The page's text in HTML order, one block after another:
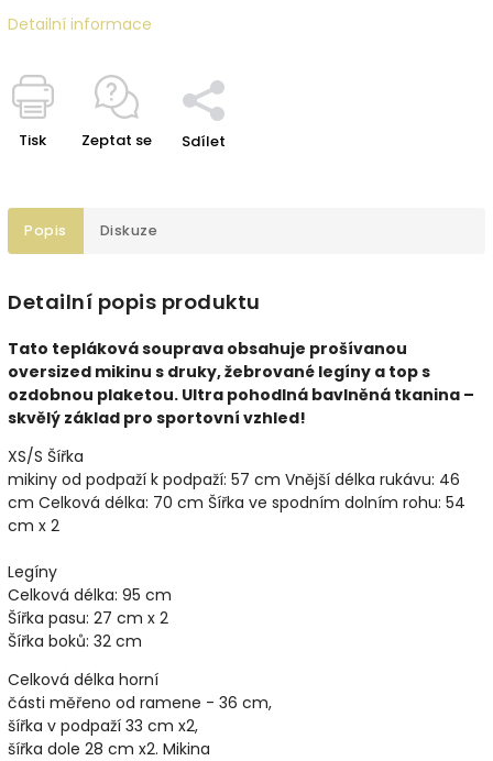
Detailní informace
Tisk Zeptat se Sdílet
Popis Diskuze
Detailní popis produktu
Tato tepláková souprava obsahuje prošívanou
oversized mikinu s druky, žebrované legíny a top s
ozdobnou plaketou. Ultra pohodlná bavlněná tkanina –
skvělý základ pro sportovní vzhled!
XS/S Šířka
mikiny od podpaží k podpaží: 57 cm Vnější délka rukávu: 46
cm Celková délka: 70 cm Šířka ve spodním dolním rohu: 54
cm x 2
Legíny
Celková délka: 95 cm
Šířka pasu: 27 cm x 2
Šířka boků: 32 cm
Celková délka horní
části měřeno od ramene - 36 cm,
šířka v podpaží 33 cm x2,
šířka dole 28 cm x2. Mikina